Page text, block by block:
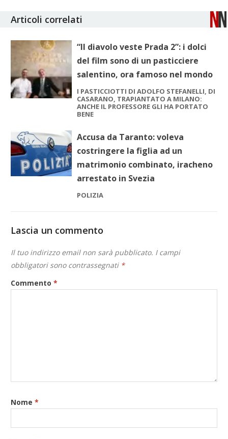
Articoli correlati
“Il diavolo veste Prada 2”: i dolci
del film sono di un pasticciere
salentino, ora famoso nel mondo
I PASTICCIOTTI DI ADOLFO STEFANELLI, DI
CASARANO, TRAPIANTATO A MILANO:
ANCHE IL PROFESSORE GLI HA PORTATO
BENE
Accusa da Taranto: voleva
costringere la figlia ad un
matrimonio combinato, iracheno
arrestato in Svezia
POLIZIA
Lascia un commento
Il tuo indirizzo email non sarà pubblicato. I campi
obbligatori sono contrassegnati *
Commento*
Nome*